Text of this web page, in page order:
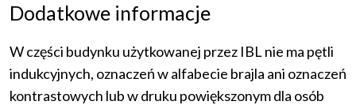
Dodatkowe informacje
W części budynku użytkowanej przez IBL nie ma pętli
indukcyjnych, oznaczeń w alfabecie brajla ani oznaczeń
kontrastowych lub w druku powiększonym dla osób